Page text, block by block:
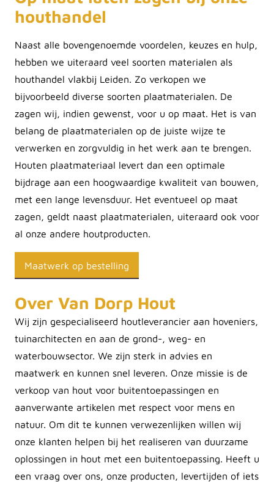
houthandel
Naast alle bovengenoemde voordelen, keuzes en hulp,
hebben we uiteraard veel soorten materialen als
houthandel vlakbij Leiden. Zo verkopen we
bijvoorbeeld diverse soorten plaatmaterialen. De
zagen wij, indien gewenst, voor u op maat. Het is van
belang de plaatmaterialen op de juiste wijze te
verwerken en zorgvuldig in het werk aan te brengen.
Houten plaatmateriaal levert dan een optimale
bijdrage aan een hoogwaardige kwaliteit van bouwen,
met een lange levensduur. Het eventueel op maat
zagen, geldt naast plaatmaterialen, uiteraard ook voor
al onze andere houtproducten.
Maatwerk op bestelling
Over Van Dorp Hout
Wij zijn gespecialiseerd houtleverancier aan hoveniers,
tuinarchitecten en aan de grond-, weg- en
waterbouwsector. We zijn sterk in advies en
maatwerk en kunnen snel leveren. Onze missie is de
verkoop van hout voor buitentoepassingen en
aanverwante artikelen met respect voor mens en
natuur. Om dit te kunnen verwezenlijken willen wij
onze klanten helpen bij het realiseren van duurzame
oplossingen in hout met een buitentoepassing. Heeft u
een vraag over ons, onze producten, levertijden of iets